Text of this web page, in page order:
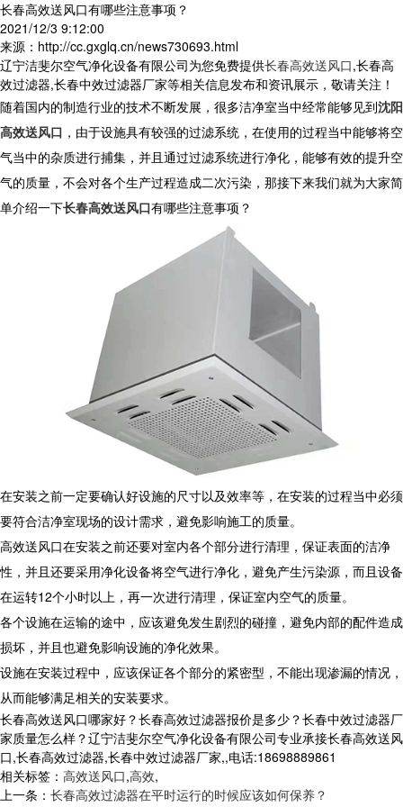
长春高效送风口有哪些注意事项？
2021/12/3 9:12:00
来源：http://cc.gxglq.cn/news730693.html
辽宁洁斐尔空气净化设备有限公司为您免费提供长春高效送风口,长春高
效过滤器,长春中效过滤器厂家等相关信息发布和资讯展示，敬请关注！
随着国内的制造行业的技术不断发展，很多洁净室当中经常能够见到沈阳
高效送风口 ，由于设施具有较强的过滤系统，在使用的过程当中能够将空
气当中的杂质进行捕集，并且通过过滤系统进行净化，能够有效的提升空
气的质量，不会对各个生产过程造成二次污染，那接下来我们就为大家简
单介绍一下长春高效送风口有哪些注意事项？
在安装之前一定要确认好设施的尺寸以及效率等，在安装的过程当中必须
要符合洁净室现场的设计需求，避免影响施工的质量。
高效送风口在安装之前还要对室内各个部分进行清理，保证表面的洁净
性，并且还要采用净化设备将空气进行净化，避免产生污染源，而且设备
在运转12个小时以上，再一次进行清理，保证室内空气的质量。
各个设施在运输的途中，应该避免发生剧烈的碰撞，避免内部的配件造成
损坏，并且也避免影响设施的净化效果。
设施在安装过程中，应该保证各个部分的紧密型，不能出现渗漏的情况，
从而能够满足相关的安装要求。
长春高效送风口哪家好？长春高效过滤器报价是多少？长春中效过滤器厂
家质量怎么样？辽宁洁斐尔空气净化设备有限公司专业承接长春高效送风
口,长春高效过滤器,长春中效过滤器厂家,,电话:18698889861
相关标签： 高效送风口,高效,
上一条： 长春高效过滤器在平时运行的时候应该如何保养？